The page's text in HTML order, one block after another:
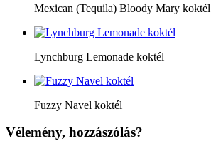
Mexican (Tequila) Bloody Mary koktél
Lynchburg Lemonade koktél
Fuzzy Navel koktél
Vélemény, hozzászólás?